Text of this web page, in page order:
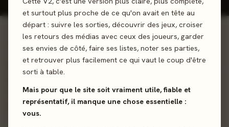
et surtout plus proche de ce qu'on avait en tête au
départ : suivre les sorties, découvrir des jeux, croiser
les retours des médias avec ceux des joueurs, garder
ses envies de côté, faire ses listes, noter ses parties,
et retrouver plus facilement ce qui vaut le coup d'être
sorti à table.
Mais pour que le site soit vraiment utile, fiable et
représentatif, il manque une chose essentielle :
vous.
01 - LE JEU
Découvrez cet OLNI (Objet Ludique Non Identifié) unique en
Chaque jours combattez des monstres et chaque mois,
découvrez de nouvelles règles, objets et créatures !